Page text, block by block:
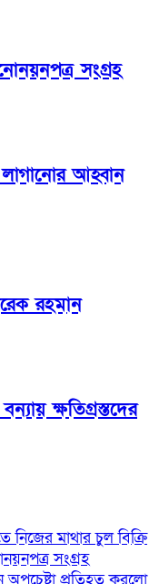
সংগ্রহ
লাগানোর আহ্বান
রহমান
বন্যায় ক্ষতিগ্রস্তদের
নিজের মাথার চুল বিক্রি
সংগ্রহ